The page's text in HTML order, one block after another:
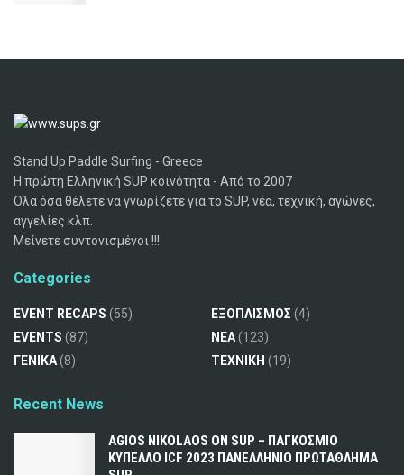
Stand Up Paddle Surfing - Greece
Η πρώτη Ελληνική SUP κοινότητα - Από το 2007
Όλα όσα θέλετε να γνωρίζετε για το SUP, νέα, τεχνική, αγώνες,
αγγελίες κλπ.
Μείνετε συντονισμένοι !!!
Categories
EVENT RECAPS (55)
EVENTS (87)
ΓΕΝΙΚΑ(8)
ΕΞΟΠΛΙΣΜΟΣ (4)
ΝΕΑ(123)
ΤΕΧΝΙΚΗ (19)
Recent News
AGIOS NIKOLAOS ON SUP – ΠΑΓΚΟΣΜΙΟ
ΚΥΠΕΛΛΟ ICF 2023 ΠΑΝΕΛΛΗΝΙΟ ΠΡΩΤΑΘΛΗΜΑ